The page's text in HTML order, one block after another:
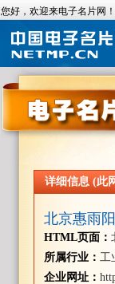
您好，欢迎来电子名片网！
详细信息 (此
北京惠雨
HTML页面：
所属行业： 工
企业网址：